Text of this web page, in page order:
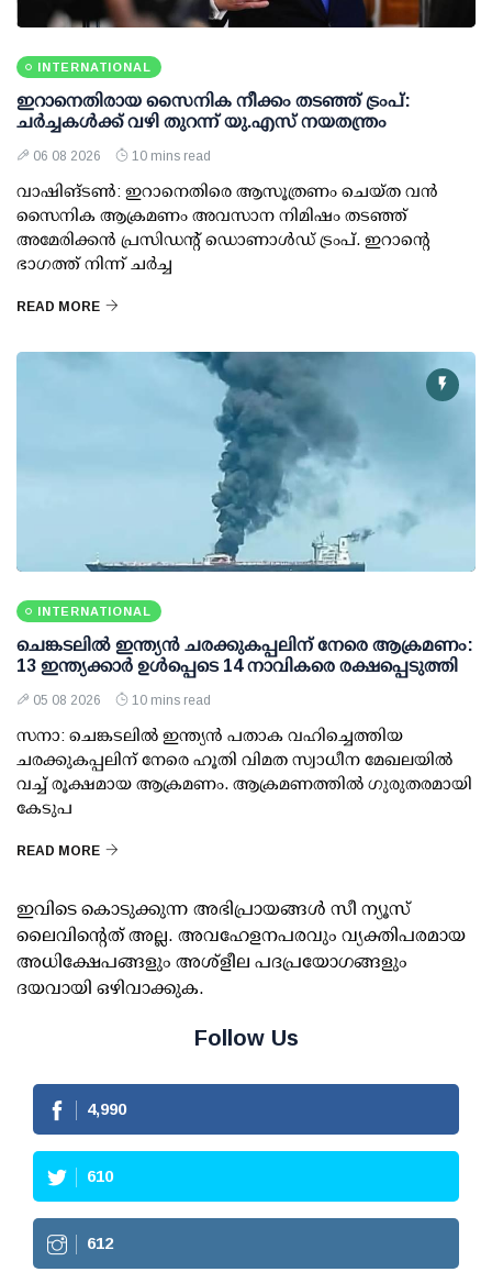
INTERNATIONAL
ഇറാനെതിരായ സൈനിക നീക്കം തടഞ്ഞ് ട്രംപ്:
ചര്‍ച്ചകള്‍ക്ക് വഴി തുറന്ന് യു.എസ് നയതന്ത്രം
06 08 2026 10 mins read
വാഷിങ്ടണ്‍: ഇറാനെതിരെ ആസൂത്രണം ചെയ്ത വന്‍
സൈനിക ആക്രമണം അവസാന നിമിഷം തടഞ്ഞ്
അമേരിക്കന്‍ പ്രസിഡന്റ് ഡൊണാള്‍ഡ് ട്രംപ്. ഇറാന്റെ
ഭാഗത്ത് നിന്ന് ചര്‍ച്ച
READ MORE
INTERNATIONAL
ചെങ്കടലില്‍ ഇന്ത്യന്‍ ചരക്കുകപ്പലിന് നേരെ ആക്രമണം:
13 ഇന്ത്യക്കാര്‍ ഉള്‍പ്പെടെ 14 നാവികരെ രക്ഷപ്പെടുത്തി
05 08 2026 10 mins read
സനാ: ചെങ്കടലില്‍ ഇന്ത്യന്‍ പതാക വഹിച്ചെത്തിയ
ചരക്കുകപ്പലിന് നേരെ ഹൂതി വിമത സ്വാധീന മേഖലയില്‍
വച്ച് രൂക്ഷമായ ആക്രമണം. ആക്രമണത്തില്‍ ഗുരുതരമായി
കേടുപ
READ MORE
ഇവിടെ കൊടുക്കുന്ന അഭിപ്രായങ്ങള്‍ സീ ന്യൂസ്
ലൈവിന്റെത് അല്ല. അവഹേളനപരവും വ്യക്തിപരമായ
അധിക്ഷേപങ്ങളും അശ്‌ളീല പദപ്രയോഗങ്ങളും
ദയവായി ഒഴിവാക്കുക.
Follow Us
4,990
610
612